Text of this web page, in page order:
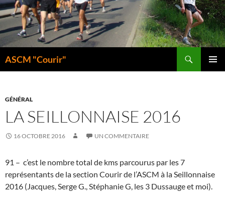
Aller
au
contenu
ASCM "Courir"
GÉNÉRAL
LA SEILLONNAISE 2016
16 OCTOBRE 2016 UN COMMENTAIRE
91 – c’est le nombre total de kms parcourus par les 7
représentants de la section Courir de l’ASCM à la Seillonnaise
2016 (Jacques, Serge G., Stéphanie G, les 3 Dussauge et moi).